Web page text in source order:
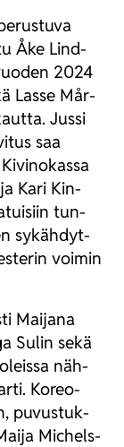
Åke Lind­
2024
Las­se Mår­
Jus­si
saa
Kari Kin­
tun­
sykäh­dyt­
voi­min
Mai­ja­na
Sulin sekä
näh­
Koreo­
puvus­tuk­
Mic­hels­